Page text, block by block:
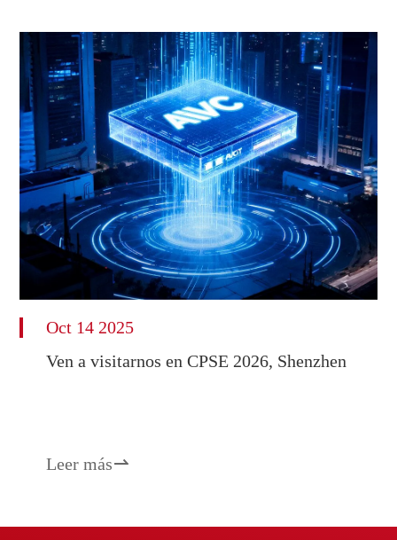
Oct 14 2025
Ven a visitarnos en CPSE 2026, Shenzhen
Leer más